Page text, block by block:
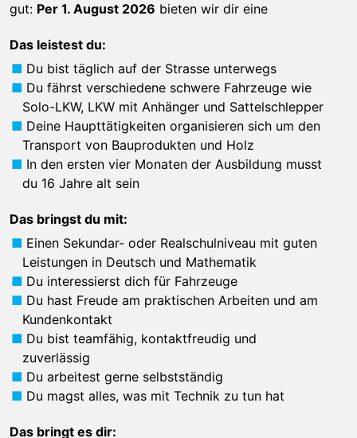
gut: Per 1. August 2026 bieten wir dir eine
Das leistest du:
Du bist täglich auf der Strasse unterwegs
Du fährst verschiedene schwere Fahrzeuge wie
Solo-LKW, LKW mit Anhänger und Sattelschlepper
Deine Haupttätigkeiten organisieren sich um den
Transport von Bauprodukten und Holz
In den ersten vier Monaten der Ausbildung musst
du 16 Jahre alt sein
Das bringst du mit:
Einen Sekundar- oder Realschulniveau mit guten
Leistungen in Deutsch und Mathematik
Du interessierst dich für Fahrzeuge
Du hast Freude am praktischen Arbeiten und am
Kundenkontakt
Du bist teamfähig, kontaktfreudig und
zuverlässig
Du arbeitest gerne selbstständig
Du magst alles, was mit Technik zu tun hat
Das bringt es dir: